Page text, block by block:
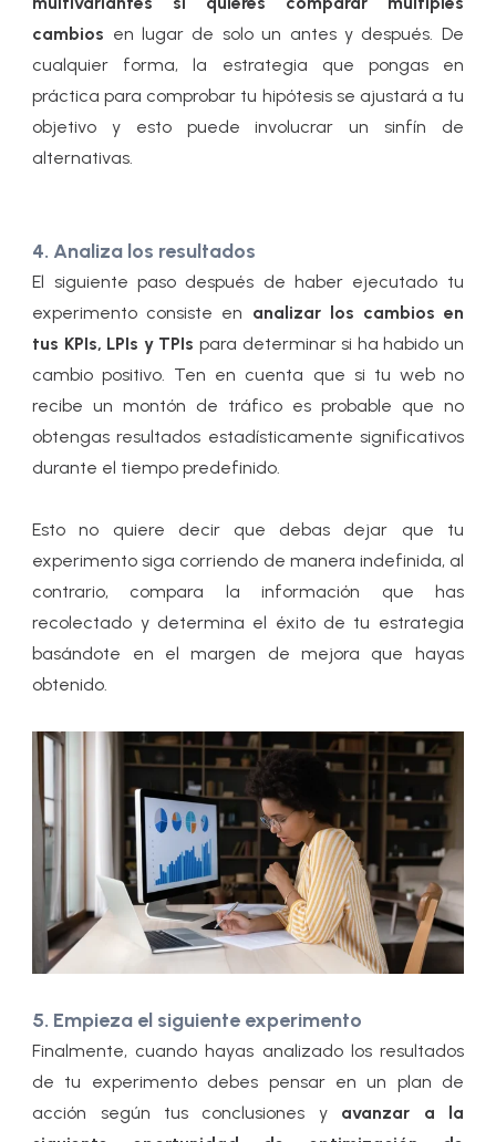
cambios en lugar de solo un antes y después. De
cualquier forma, la estrategia que pongas en
práctica para comprobar tu hipótesis se ajustará a tu
objetivo y esto puede involucrar un sinfín de
alternativas.
4. Analiza los resultados
El siguiente paso después de haber ejecutado tu
experimento consiste en analizar los cambios en
tus KPIs, LPIs y TPIs para determinar si ha habido un
cambio positivo. Ten en cuenta que si tu web no
recibe un montón de tráfico es probable que no
obtengas resultados estadísticamente significativos
durante el tiempo predefinido.
Esto no quiere decir que debas dejar que tu
experimento siga corriendo de manera indefinida, al
contrario, compara la información que has
recolectado y determina el éxito de tu estrategia
basándote en el margen de mejora que hayas
obtenido.
5. Empieza el siguiente experimento
Finalmente, cuando hayas analizado los resultados
de tu experimento debes pensar en un plan de
acción según tus conclusiones y avanzar a la